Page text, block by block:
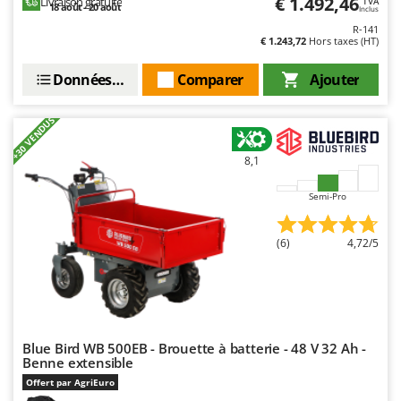
Oriental Koshin
Palazzetti
Palumbo Pavi
Paterlini
Philips
Pramac
Prismafood
R.G.V.
Reber
Redback
18 août - 20 août Inclus
R-141
€ 1.243,72 Hors taxes (HT)
Ajouter
Comparer
Données techniques
+30 VENDUS 8,1
Semi-Pro
(6) 4,72/5
Blue Bird WB 500EB - Brouette à batterie - 48 V 32 Ah -
Benne extensible
Offert par AgriEuro